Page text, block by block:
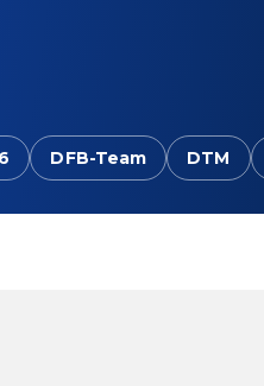
DFB-Team DTM